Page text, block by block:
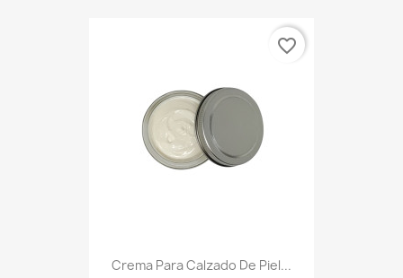
Crema Para Calzado De Piel...
favorite_border